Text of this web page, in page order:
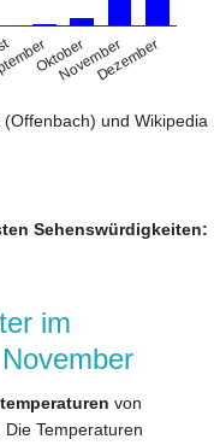
Oktober
NovemberDezember
und Wikipedia
Sehenswürdigkeiten:
im
von
Temperaturen